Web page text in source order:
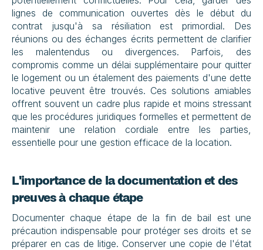
lignes de communication ouvertes dès le début du
contrat jusqu'à sa résiliation est primordial. Des
réunions ou des échanges écrits permettent de clarifier
les malentendus ou divergences. Parfois, des
compromis comme un délai supplémentaire pour quitter
le logement ou un étalement des paiements d'une dette
locative peuvent être trouvés. Ces solutions amiables
offrent souvent un cadre plus rapide et moins stressant
que les procédures juridiques formelles et permettent de
maintenir une relation cordiale entre les parties,
essentielle pour une gestion efficace de la location.
L'importance de la documentation et des
preuves à chaque étape
Documenter chaque étape de la fin de bail est une
précaution indispensable pour protéger ses droits et se
préparer en cas de litige. Conserver une copie de l'état